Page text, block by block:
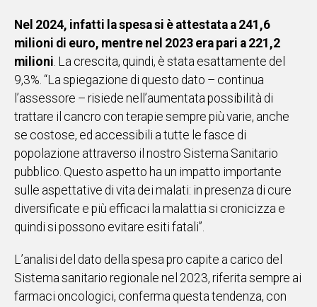
SPORT
EVENTI
STORIE
VIDEO
Vai
UNISCITI
AL CANALE
Social
Nel 2024, infatti la spesa si è attestata a 241,6
milioni di euro, mentre nel 2023 era pari a 221,2
milioni. La crescita, quindi, è stata esattamente del
9,3%. “La spiegazione di questo dato – continua
l’assessore – risiede nell’aumentata possibilità di
trattare il cancro con terapie sempre più varie, anche
se costose, ed accessibili a tutte le fasce di
popolazione attraverso il nostro Sistema Sanitario
pubblico. Questo aspetto ha un impatto importante
sulle aspettative di vita dei malati: in presenza di cure
diversificate e più efficaci la malattia si cronicizza e
quindi si possono evitare esiti fatali”.
L’analisi del dato della spesa pro capite a carico del
Sistema sanitario regionale nel 2023, riferita sempre ai
farmaci oncologici, conferma questa tendenza, con